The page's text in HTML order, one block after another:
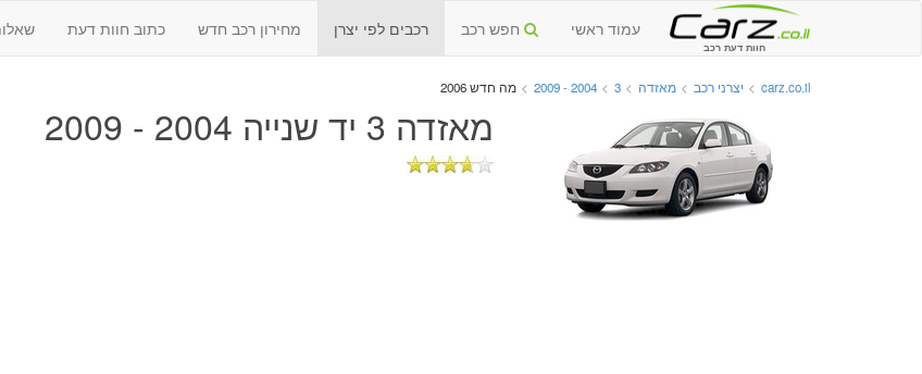
חוות דעת רכב
עמוד ראשי חפש רכב רכבים לפי יצרן מחירון רכב חדש כתוב חוות דעת
carz.co.il
> יצרני רכב > מאזדה >
3
>
2004 - 2009
> מה חדש 2006
מאזדה 3 יד שנייה 2004 - 2009